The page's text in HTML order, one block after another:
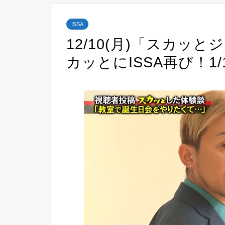
ISSA
12/10(月)「スカッと
カッとにISSA再び！